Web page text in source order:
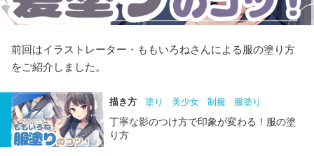
前回はイラストレーター・ももいろねさんによる服の塗り方
をご紹介しました。
描き方 塗り 美少女 制服 服塗り
丁寧な影のつけ方で印象が変わる！服の塗
り方